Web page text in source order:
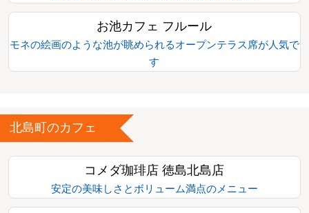
お池カフェ フルール
モネの絵画のような池が眺められるオープンテラス席が人気で
す
北島町のカフェ
コメダ珈琲店 徳島北島店
安定の美味しさとボリューム満点のメニュー